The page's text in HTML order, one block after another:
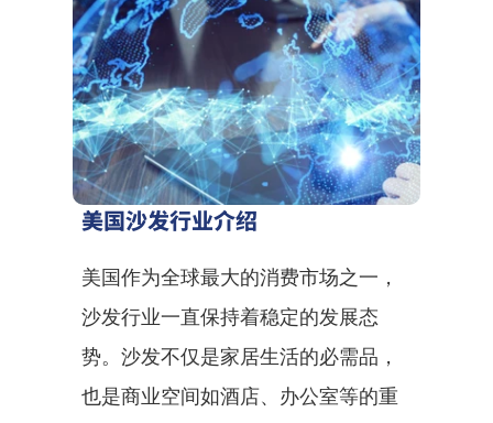
美国沙发行业介绍
美国作为全球最大的消费市场之一，
沙发行业一直保持着稳定的发展态
势。沙发不仅是家居生活的必需品，
也是商业空间如酒店、办公室等的重